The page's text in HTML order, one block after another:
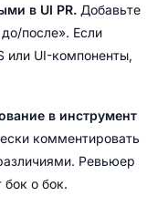
в UI PR. Добавьте
после». Если
или UI-компоненты,
в инструмент
комментировать
Ревьюер
бок о бок.